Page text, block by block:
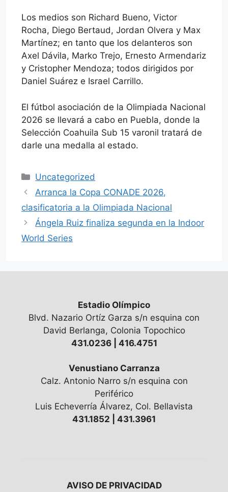
Los medios son Richard Bueno, Victor
Rocha, Diego Bertaud, Jordan Olvera y Max
Martínez; en tanto que los delanteros son
Axel Dávila, Marko Trejo, Ernesto Armendariz
y Cristopher Mendoza; todos dirigidos por
Daniel Suárez e Israel Carrillo.
El fútbol asociación de la Olimpiada Nacional
2026 se llevará a cabo en Puebla, donde la
Selección Coahuila Sub 15 varonil tratará de
darle una medalla al estado.
Categorías
Uncategorized
Arranca la Copa CONADE 2026,
clasificatoria a la Olimpiada Nacional
Ángela Ruiz finaliza segunda en la Indoor
World Series
Estadio Olímpico
Blvd. Nazario Ortíz Garza s/n esquina con
David Berlanga, Colonia Topochico
431.0236 | 416.4751
Venustiano Carranza
Calz. Antonio Narro s/n esquina con
Periférico
Luis Echeverría Álvarez, Col. Bellavista
431.1852 | 431.3961
AVISO DE PRIVACIDAD